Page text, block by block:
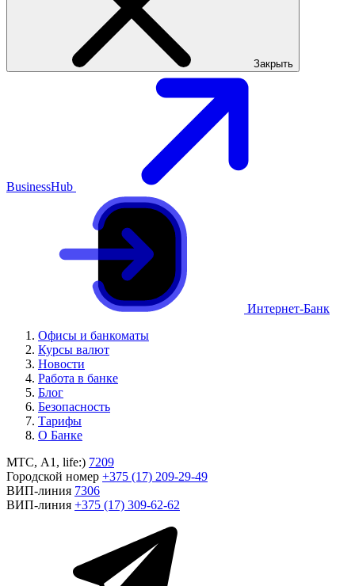
Закрыть
BusinessHub
Интернет-Банк
Офисы и банкоматы
Курсы валют
Новости
Работа в банке
Блог
Безопасность
Тарифы
О Банке
МТС, A1, life:) 7209
Городской номер +375 (17) 209-29-49
ВИП-линия 7306
ВИП-линия +375 (17) 309-62-62